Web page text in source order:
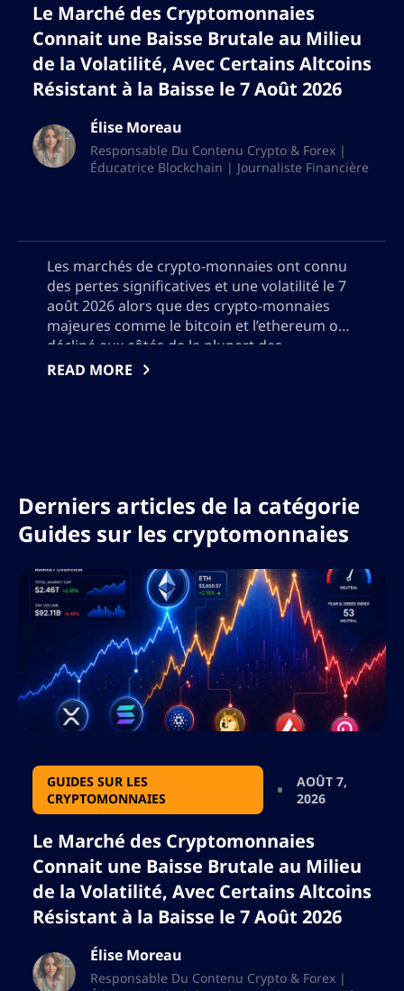
Le Marché des Cryptomonnaies
Connait une Baisse Brutale au Milieu
de la Volatilité, Avec Certains Altcoins
Résistant à la Baisse le 7 Août 2026
Élise Moreau
Responsable Du Contenu Crypto & Forex |
Éducatrice Blockchain | Journaliste Financière
Les marchés de crypto-monnaies ont connu
des pertes significatives et une volatilité le 7
août 2026 alors que des crypto-monnaies
majeures comme le bitcoin et l’ethereum ont
décliné aux côtés de la plupart des
principaux actifs numériques tandis que
pour les investisseurs naviguant dans le
paysage évolutif des actifs numériques.
Veuillez également ne pas ajouter de
au format json, alors n’ajoutez aucun
caractère qui pourrait briser le format json.
READ MORE
Derniers articles de la catégorie
Guides sur les cryptomonnaies
GUIDES SUR LES
CRYPTOMONNAIES
AOÛT 7,
2026
Le Marché des Cryptomonnaies
Connait une Baisse Brutale au Milieu
de la Volatilité, Avec Certains Altcoins
Résistant à la Baisse le 7 Août 2026
Élise Moreau
Responsable Du Contenu Crypto & Forex |